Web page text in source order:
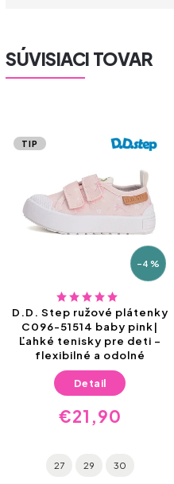
SÚVISIACI TOVAR
TIP
–4 %
D.D. Step ružové plátenky
C096-51514 baby pink|
Ľahké tenisky pre deti –
flexibilné a odolné
€21,90
Detail
27 29 30